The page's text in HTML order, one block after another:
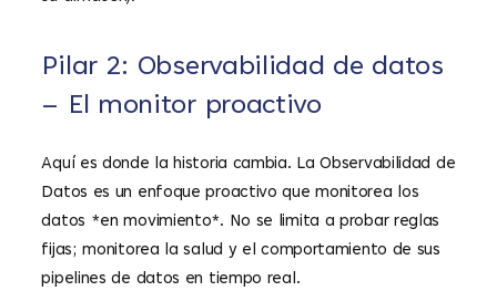
Pilar 2: Observabilidad de datos
– El monitor proactivo
Aquí es donde la historia cambia. La Observabilidad de
Datos es un enfoque proactivo que monitorea los
datos *en movimiento*. No se limita a probar reglas
fijas; monitorea la salud y el comportamiento de sus
pipelines de datos en tiempo real.